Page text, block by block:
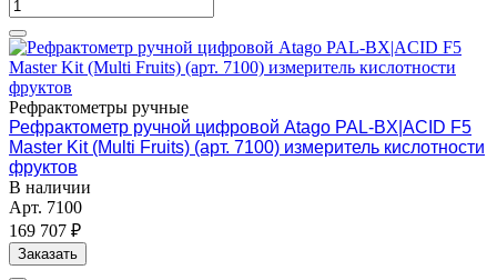
Рефрактометры ручные
Рефрактометр ручной цифровой Atago PAL-BX|ACID F5
Master Kit (Multi Fruits) (арт. 7100) измеритель кислотности
фруктов
В наличии
Арт. 7100
169 707 ₽
Заказать